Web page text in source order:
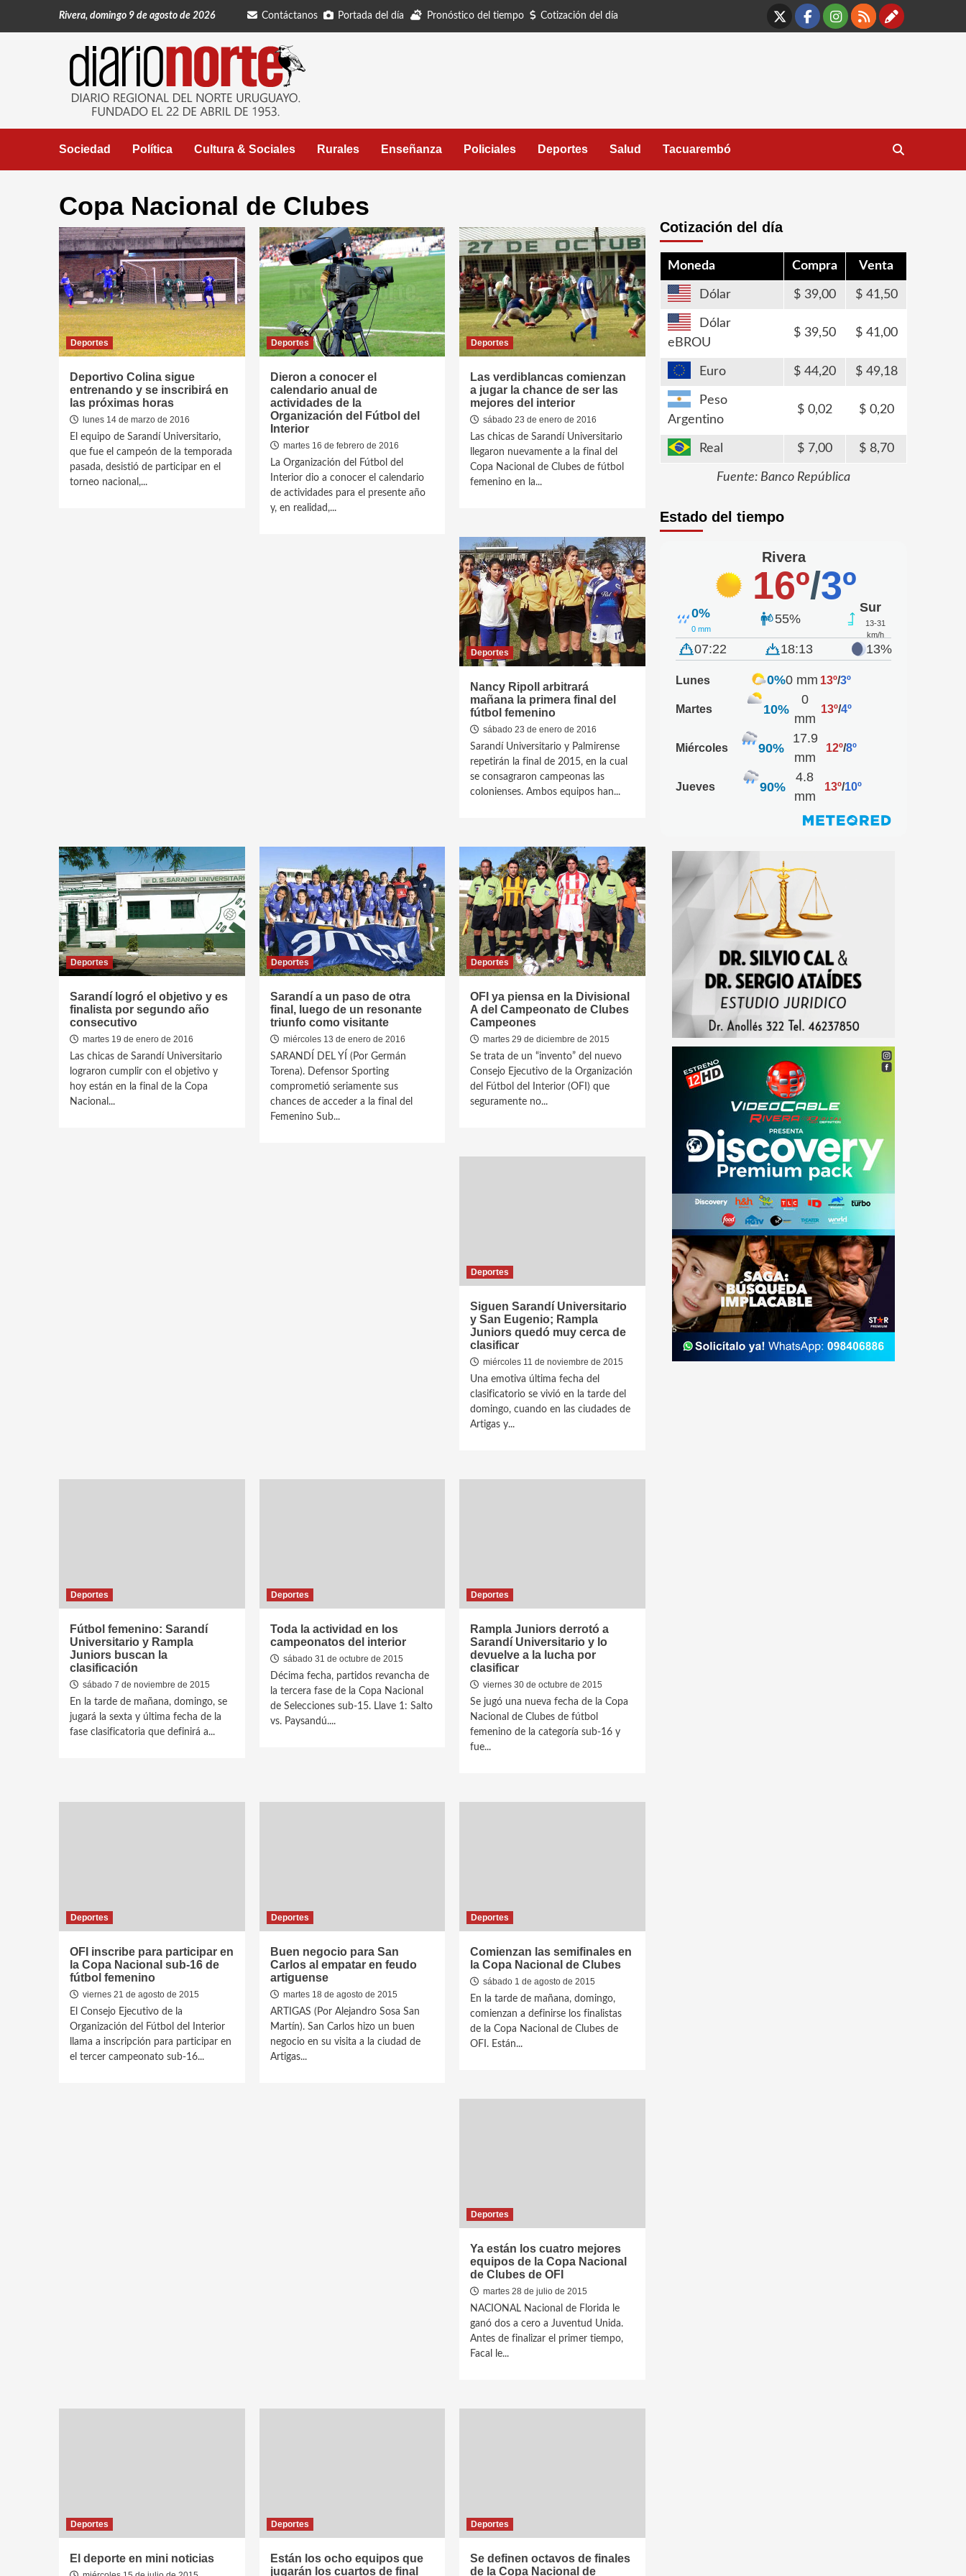
Rivera, domingo 9 de agosto de 2026 Contáctanos Portada del día Pronóstico del tiempo Cotización del día
X Facebook
Instagram
RSS
Sociedad Política Cultura & Sociales Rurales Enseñanza Policiales Deportes Salud Tacuarembó
Copa Nacional de Clubes
Deportes
Deportivo Colina sigue
entrenando y se inscribirá en
las próximas horas
lunes 14 de marzo de 2016
El equipo de Sarandí Universitario,
que fue el campeón de la temporada
pasada, desistió de participar en el
torneo nacional,...
Deportes
Dieron a conocer el
calendario anual de
actividades de la
Organización del Fútbol del
Interior
martes 16 de febrero de 2016
La Organización del Fútbol del
Interior dio a conocer el calendario
de actividades para el presente año
y, en realidad,...
Deportes
Las verdiblancas comienzan
a jugar la chance de ser las
mejores del interior
sábado 23 de enero de 2016
Las chicas de Sarandí Universitario
llegaron nuevamente a la final del
Copa Nacional de Clubes de fútbol
femenino en la...
Deportes
Nancy Ripoll arbitrará
mañana la primera final del
fútbol femenino
sábado 23 de enero de 2016
Sarandí Universitario y Palmirense
repetirán la final de 2015, en la cual
se consagraron campeonas las
colonienses. Ambos equipos han...
Deportes
Sarandí logró el objetivo y es
finalista por segundo año
consecutivo
martes 19 de enero de 2016
Las chicas de Sarandí Universitario
lograron cumplir con el objetivo y
hoy están en la final de la Copa
Nacional...
Deportes
Sarandí a un paso de otra
final, luego de un resonante
triunfo como visitante
miércoles 13 de enero de 2016
SARANDÍ DEL YÍ (Por Germán
Torena). Defensor Sporting
comprometió seriamente sus
chances de acceder a la final del
Femenino Sub...
Deportes
OFI ya piensa en la Divisional
A del Campeonato de Clubes
Campeones
martes 29 de diciembre de 2015
Se trata de un “invento” del nuevo
Consejo Ejecutivo de la Organización
del Fútbol del Interior (OFI) que
seguramente no...
Deportes
Siguen Sarandí Universitario
y San Eugenio; Rampla
Juniors quedó muy cerca de
clasificar
miércoles 11 de noviembre de 2015
Una emotiva última fecha del
clasificatorio se vivió en la tarde del
domingo, cuando en las ciudades de
Artigas y...
Deportes
Fútbol femenino: Sarandí
Universitario y Rampla
Juniors buscan la
clasificación
sábado 7 de noviembre de 2015
En la tarde de mañana, domingo, se
jugará la sexta y última fecha de la
fase clasificatoria que definirá a...
Deportes
Toda la actividad en los
campeonatos del interior
sábado 31 de octubre de 2015
Décima fecha, partidos revancha de
la tercera fase de la Copa Nacional
de Selecciones sub-15. Llave 1: Salto
vs. Paysandú....
Deportes
Rampla Juniors derrotó a
Sarandí Universitario y lo
devuelve a la lucha por
clasificar
viernes 30 de octubre de 2015
Se jugó una nueva fecha de la Copa
Nacional de Clubes de fútbol
femenino de la categoría sub-16 y
fue...
Deportes
OFI inscribe para participar en
la Copa Nacional sub-16 de
fútbol femenino
viernes 21 de agosto de 2015
El Consejo Ejecutivo de la
Organización del Fútbol del Interior
llama a inscripción para participar en
el tercer campeonato sub-16...
Deportes
Buen negocio para San
Carlos al empatar en feudo
artiguense
martes 18 de agosto de 2015
ARTIGAS (Por Alejandro Sosa San
Martín). San Carlos hizo un buen
negocio en su visita a la ciudad de
Artigas...
Deportes
Comienzan las semifinales en
la Copa Nacional de Clubes
sábado 1 de agosto de 2015
En la tarde de mañana, domingo,
comienzan a definirse los finalistas
de la Copa Nacional de Clubes de
OFI. Están...
Deportes
Ya están los cuatro mejores
equipos de la Copa Nacional
de Clubes de OFI
martes 28 de julio de 2015
NACIONAL Nacional de Florida le
ganó dos a cero a Juventud Unida.
Antes de finalizar el primer tiempo,
Facal le...
Deportes
El deporte en mini noticias
Deportes
Están los ocho equipos que
jugarán los cuartos de final
Deportes
Se definen octavos de finales
de la Copa Nacional de
Cotización del día
Moneda Compra Venta
Dólar 39,00 41,50
Dólar
eBROU
39,50 41,00
Euro 44,20 49,18
Peso
Argentino
0,02 0,20
Real 7,00 8,70
Fuente: Banco República
Estado del tiempo
Rivera
16º/3º
0%
0 mm
55%
Sur
13-31
km/h
07:22 18:13 13%
Lunes 0%0 mm 13º/3º
Martes 10%
0
mm
13º/4º
Miércoles 90%
17.9
mm
12º/8º
Jueves 90%
4.8
mm
13º/10º